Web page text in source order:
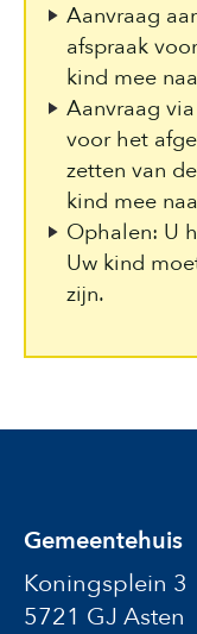
Aanvraag
afspraak
kind mee
Aanvraag
voor het
zetten van
kind mee
Ophalen: U
Uw kind
zijn.
Gemeentehuis
Koningsplein 3
5721 GJ Asten